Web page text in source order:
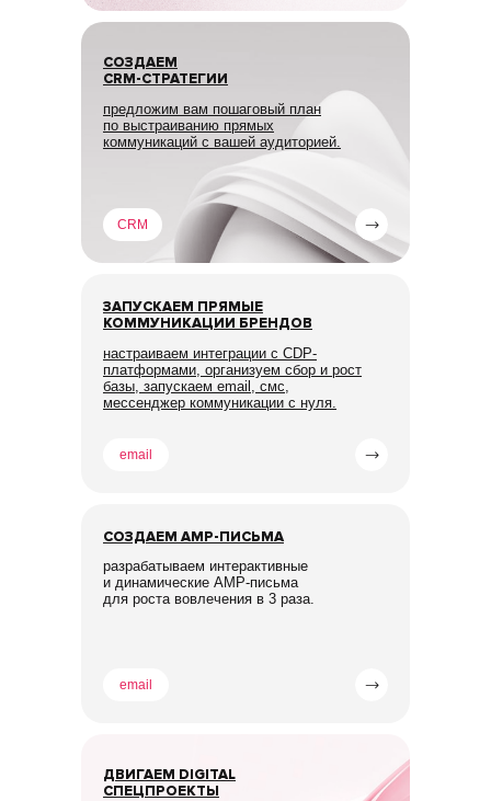
ДВИГАЕМ DIGITAL
СПЕЦПРОЕКТЫ
СОЗДАЕМ AMP-ПИСЬМА
разрабатываем интерактивные
и динамические AMP-письма
для роста вовлечения в 3 раза.
email
ЗАПУСКАЕМ ПРЯМЫЕ
КОММУНИКАЦИИ БРЕНДОВ
настраиваем интеграции с CDP-
платформами, организуем сбор и рост
базы, запускаем email, смс,
мессенджер коммуникации с нуля.
email
СОЗДАЕМ
CRM-СТРАТЕГИИ
предложим вам пошаговый план
по выстраиванию прямых
коммуникаций с вашей аудиторией.
CRM